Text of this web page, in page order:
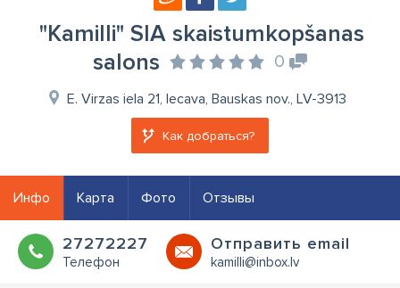
"Kamilli" SIA skaistumkopšanas
salons
0
E. Virzas iela 21, Iecava, Bauskas nov., LV-3913
Как добраться?
Инфо Карта Фото Отзывы
27272227
Телефон
Oтправить email
kamilli@inbox.lv